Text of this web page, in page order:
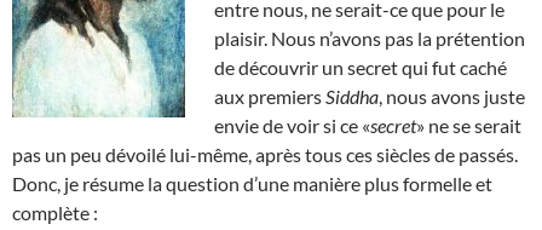
entre nous, ne serait-ce que pour le
plaisir. Nous n’avons pas la prétention
de découvrir un secret qui fut caché
aux premiers Siddha , nous avons juste
envie de voir si ce «secret» ne se serait
pas un peu dévoilé lui-même, après tous ces siècles de passés.
Donc, je résume la question d’une manière plus formelle et
complète :